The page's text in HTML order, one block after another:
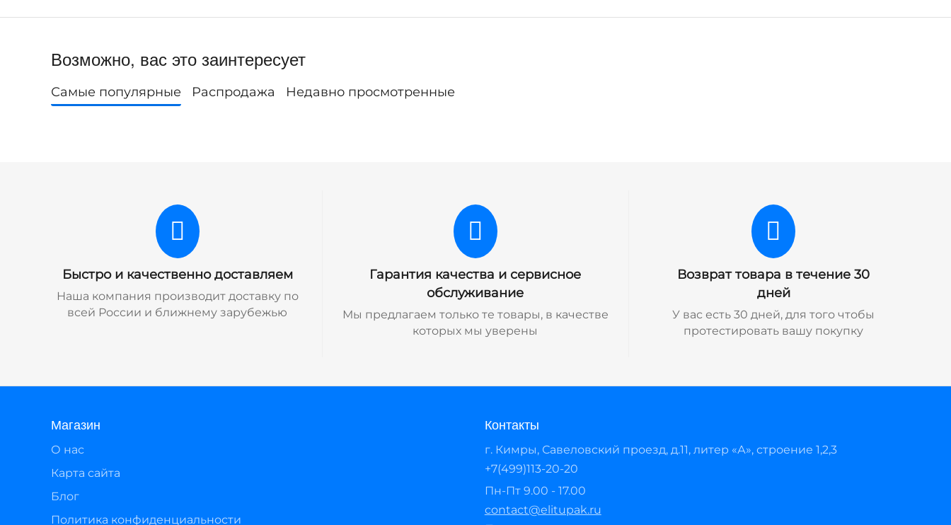
Возможно, вас это заинтересует
Самые популярные Распродажа Недавно просмотренные
Быстро и качественно доставляем
Наша компания производит доставку по
всей России и ближнему зарубежью
Гарантия качества и сервисное
обслуживание
Мы предлагаем только те товары, в качестве
которых мы уверены
Возврат товара в течение 30
дней
У вас есть 30 дней, для того чтобы
протестировать вашу покупку
Магазин
О нас
Карта сайта
Блог
Политика конфиденциальности
Контакты
г. Кимры, Савеловский проезд, д.11, литер «А», строение 1,2,3
+7(499)113-20-20
Пн-Пт 9.00 - 17.00
contact@elitupak.ru